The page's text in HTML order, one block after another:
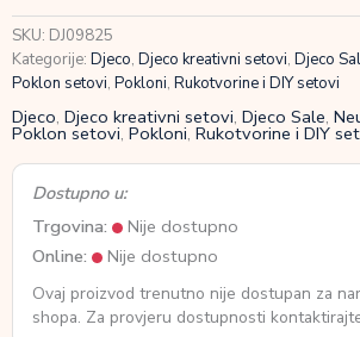
SKU: DJ09825
Kategorije: Djeco, Djeco kreativni setovi, Djeco
Poklon setovi, Pokloni, Rukotvorine i DIY setovi
Djeco, Djeco kreativni setovi, Djeco Sale,
Poklon setovi, Pokloni, Rukotvorine i DIY
Dostupno u:
Trgovina:
Nije dostupno
Online:
Nije dostupno
Ovaj proizvod trenutno nije dostupan za
shopa. Za provjeru dostupnosti